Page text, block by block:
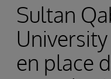
Sultan
en place